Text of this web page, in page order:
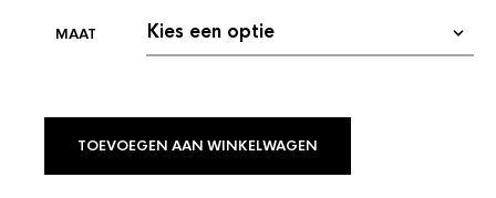
TOEVOEGEN AAN WINKELWAGEN